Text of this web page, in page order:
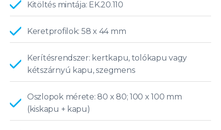
Kitöltés mintája: EK.20.110
Keretprofilok: 58 x 44 mm
Kerítésrendszer: kertkapu, tolókapu vagy
kétszárnyú kapu, szegmens
Oszlopok mérete: 80 x 80; 100 x 100 mm
(kiskapu + kapu)